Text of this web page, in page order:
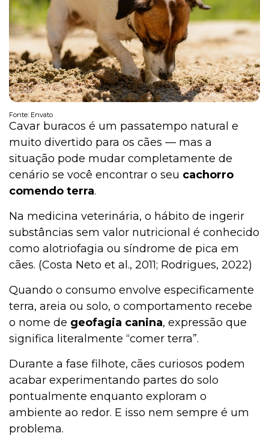
Saúde
Fonte: Envato
Cavar buracos é um passatempo natural e
muito divertido para os cães — mas a
situação pode mudar completamente de
cenário se você encontrar o seu cachorro
comendo terra.
Na medicina veterinária, o hábito de ingerir
substâncias sem valor nutricional é conhecido
como alotriofagia ou síndrome de pica em
cães. (Costa Neto et al., 2011; Rodrigues, 2022)
Quando o consumo envolve especificamente
terra, areia ou solo, o comportamento recebe
o nome de geofagia canina, expressão que
significa literalmente “comer terra”.
Durante a fase filhote, cães curiosos podem
acabar experimentando partes do solo
pontualmente enquanto exploram o
ambiente ao redor. E isso nem sempre é um
problema.